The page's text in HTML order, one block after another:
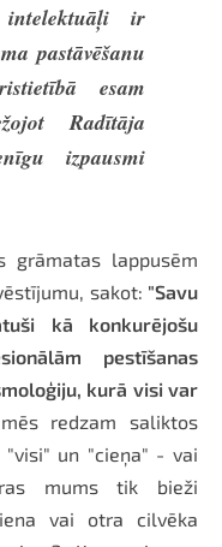
ir
pastāvēšanu
esam
Radītāja
izpausmi
grāmatas lappusēm
sakot: "Savu
kā konkurējošu
pestīšanas
kurā visi var
redzam saliktos
"visi" un "cieņa" - vai
mums tik bieži
vai otra cilvēka